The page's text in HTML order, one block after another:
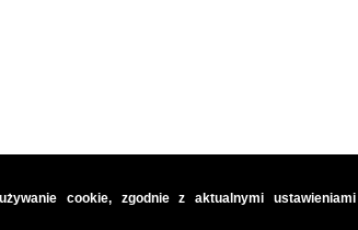
cookie, zgodnie z aktualnymi ustawieniami